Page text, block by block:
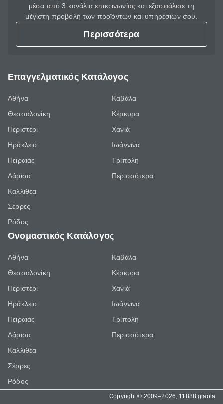
μέσα από 3 κανάλια επικοινωνίας και εξασφάλισε τη
μέγιστη προβολή των προϊόντων και υπηρεσιών σου.
Περισσότερα
Επαγγελματικός Κατάλογος
Αθήνα
Θεσσαλονίκη
Περιστέρι
Ηράκλειο
Πειραιάς
Λάρισα
Καλλιθέα
Σέρρες
Ρόδος
Καβάλα
Κέρκυρα
Χανιά
Ιωάννινα
Τρίπολη
Περισσότερα
Ονομαστικός Κατάλογος
Αθήνα
Θεσσαλονίκη
Περιστέρι
Ηράκλειο
Πειραιάς
Λάρισα
Καλλιθέα
Σέρρες
Ρόδος
Καβάλα
Κέρκυρα
Χανιά
Ιωάννινα
Τρίπολη
Περισσότερα
Copyright © 2009–2026, 11888 giaola